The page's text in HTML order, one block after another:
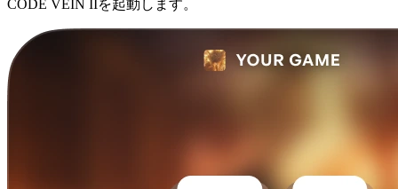
CODE VEIN IIを起動します。